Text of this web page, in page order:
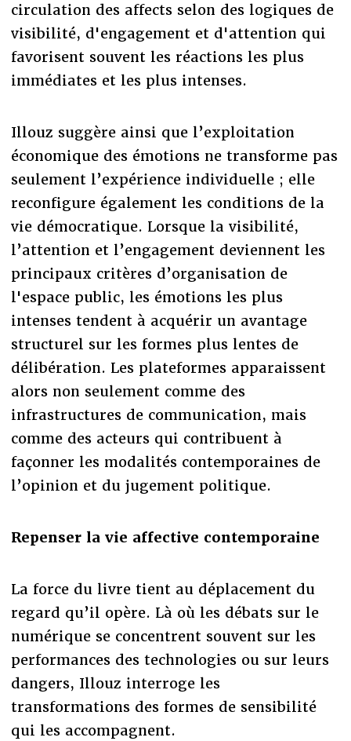
circulation des affects selon des logiques de
visibilité, d'engagement et d'attention qui
favorisent souvent les réactions les plus
immédiates et les plus intenses.
Illouz suggère ainsi que l’exploitation
économique des émotions ne transforme pas
seulement l’expérience individuelle ; elle
reconfigure également les conditions de la
vie démocratique. Lorsque la visibilité,
l’attention et l’engagement deviennent les
principaux critères d’organisation de
l'espace public, les émotions les plus
intenses tendent à acquérir un avantage
structurel sur les formes plus lentes de
délibération. Les plateformes apparaissent
alors non seulement comme des
infrastructures de communication, mais
comme des acteurs qui contribuent à
façonner les modalités contemporaines de
l’opinion et du jugement politique.
Repenser la vie affective contemporaine
La force du livre tient au déplacement du
regard qu’il opère. Là où les débats sur le
numérique se concentrent souvent sur les
performances des technologies ou sur leurs
dangers, Illouz interroge les
transformations des formes de sensibilité
qui les accompagnent.